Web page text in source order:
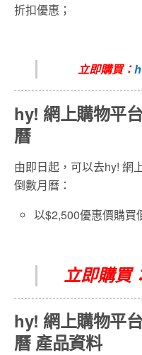
折扣優惠；
立即購買：
hy! 網上購物平
曆
由即日起，可以去hy! 網
倒數月曆：
以$2,500優惠價購買
立即購買
hy! 網上購物平
曆 產品資料